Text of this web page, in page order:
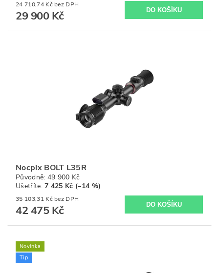
24 710,74 Kč bez DPH
29 900 Kč
Nocpix BOLT L35R
Původně: 49 900 Kč
Ušetříte:7 425 Kč (–14 %)
35 103,31 Kč bez DPH
42 475 Kč
Novinka
Tip